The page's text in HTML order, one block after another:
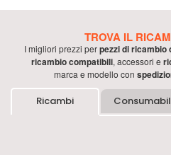
TROVA IL
I migliori prezzi perpezzi di ricambio
ricambio compatibili, accessori e
marca e modello con
Ricambi